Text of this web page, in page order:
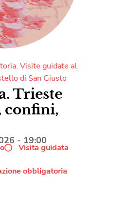
Visite guidate al
di San Giusto
Trieste
confini,
- 19:00
Visita guidata
obbligatoria